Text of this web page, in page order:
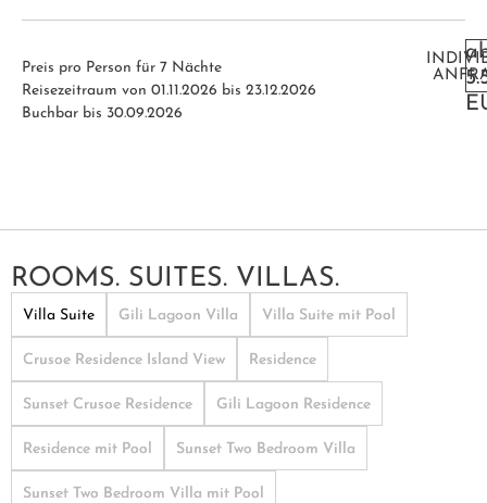
Preis pro Person für 7 Nächte
Reisezeitraum von 01.11.2026 bis 23.12.2026
Buchbar bis 30.09.2026
ROOMS. SUITES. VILLAS.
Villa Suite Gili Lagoon Villa Villa Suite mit Pool
Crusoe Residence Island View Residence
Sunset Crusoe Residence Gili Lagoon Residence
Residence mit Pool Sunset Two Bedroom Villa
Sunset Two Bedroom Villa mit Pool